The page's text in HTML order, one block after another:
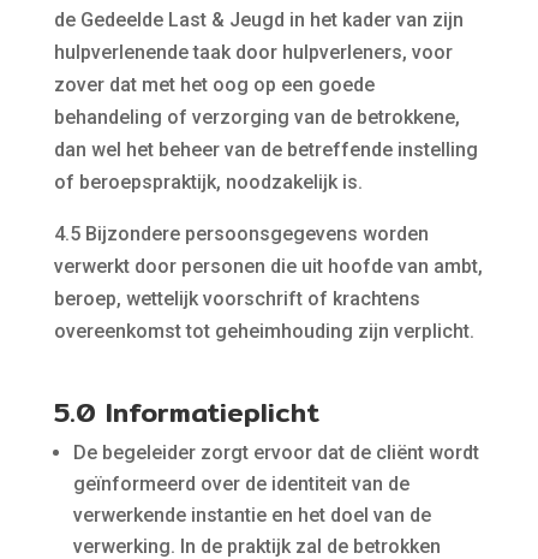
de Gedeelde Last & Jeugd in het kader van zijn
hulpverlenende taak door hulpverleners, voor
zover dat met het oog op een goede
behandeling of verzorging van de betrokkene,
dan wel het beheer van de betreffende instelling
of beroepspraktijk, noodzakelijk is.
4.5 Bijzondere persoonsgegevens worden
verwerkt door personen die uit hoofde van ambt,
beroep, wettelijk voorschrift of krachtens
overeenkomst tot geheimhouding zijn verplicht.
5.0 Informatieplicht
De begeleider zorgt ervoor dat de cliënt wordt
geïnformeerd over de identiteit van de
verwerkende instantie en het doel van de
verwerking. In de praktijk zal de betrokken